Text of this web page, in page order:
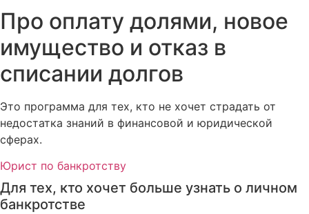
Про оплату долями, новое
имущество и отказ в
списании долгов
Это программа для тех, кто не хочет страдать от
недостатка знаний в финансовой и юридической
сферах.
Юрист по банкротству
Для тех, кто хочет больше узнать о личном
банкротстве